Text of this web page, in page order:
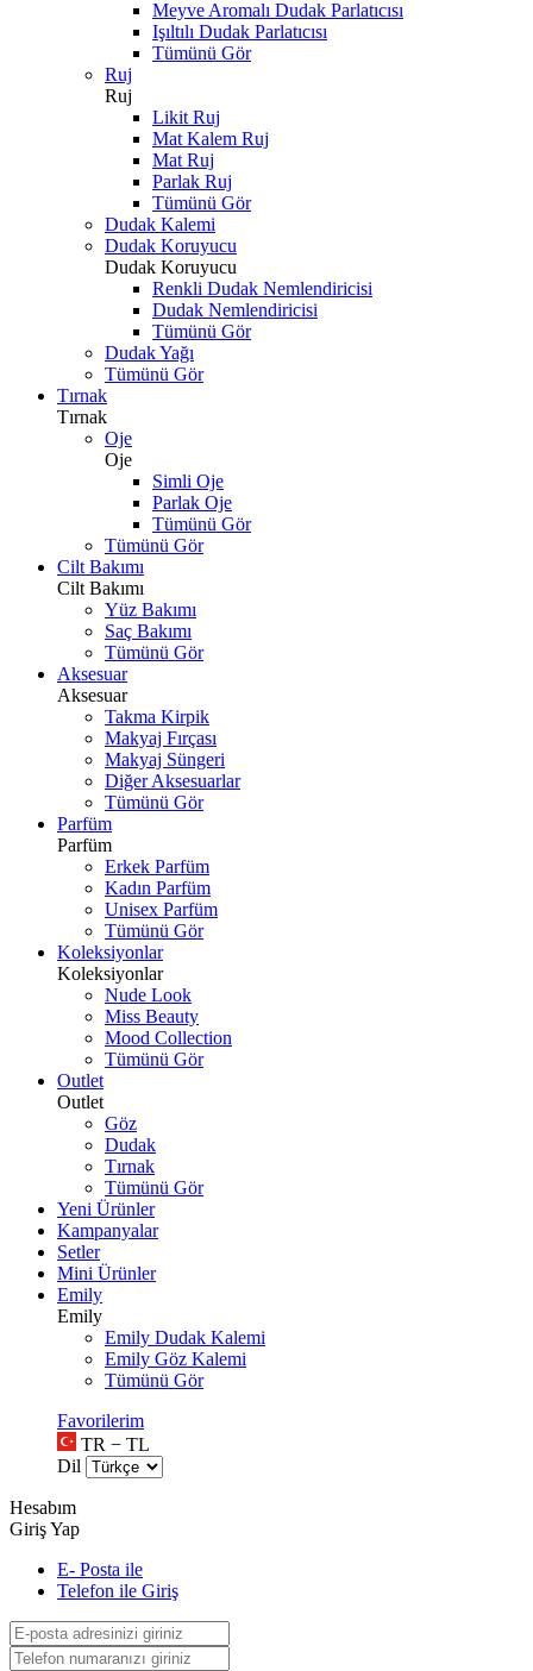
Meyve Aromalı Dudak Parlatıcısı
Işıltılı Dudak Parlatıcısı
Tümünü Gör
Ruj
Ruj
Likit Ruj
Mat Kalem Ruj
Mat Ruj
Parlak Ruj
Tümünü Gör
Dudak Kalemi
Dudak Koruyucu
Dudak Koruyucu
Renkli Dudak Nemlendiricisi
Dudak Nemlendiricisi
Tümünü Gör
Dudak Yağı
Tümünü Gör
Tırnak
Tırnak
Oje
Oje
Simli Oje
Parlak Oje
Tümünü Gör
Tümünü Gör
Cilt Bakımı
Cilt Bakımı
Yüz Bakımı
Saç Bakımı
Tümünü Gör
Aksesuar
Aksesuar
Takma Kirpik
Makyaj Fırçası
Makyaj Süngeri
Diğer Aksesuarlar
Tümünü Gör
Parfüm
Parfüm
Erkek Parfüm
Kadın Parfüm
Unisex Parfüm
Tümünü Gör
Koleksiyonlar
Koleksiyonlar
Nude Look
Miss Beauty
Mood Collection
Tümünü Gör
Outlet
Outlet
Göz
Dudak
Tırnak
Tümünü Gör
Yeni Ürünler
Kampanyalar
Setler
Mini Ürünler
Emily
Emily
Emily Dudak Kalemi
Emily Göz Kalemi
Tümünü Gör
Favorilerim
TR − TL
Dil
Hesabım
Giriş Yap
E- Posta ile
Telefon ile Giriş